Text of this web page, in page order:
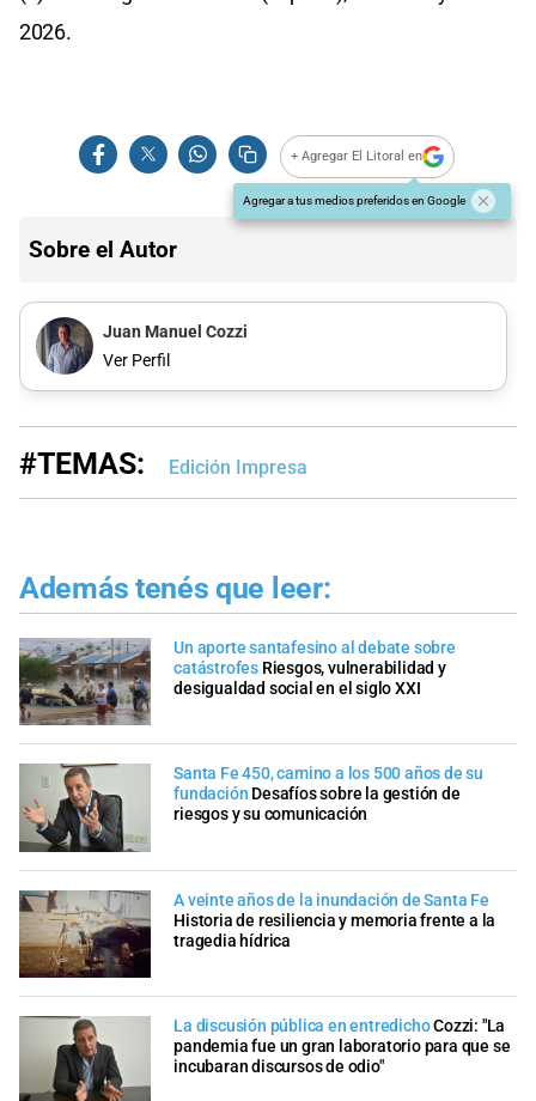
2026.
+ Agregar El Litoral en
Agregar a tus medios preferidos en Google
Sobre el Autor
Juan Manuel Cozzi
Ver Perfil
#TEMAS: Edición Impresa
Además tenés que leer:
Un aporte santafesino al debate sobre
catástrofes Riesgos, vulnerabilidad y
desigualdad social en el siglo XXI
Santa Fe 450, camino a los 500 años de su
fundación Desafíos sobre la gestión de
riesgos y su comunicación
A veinte años de la inundación de Santa Fe
Historia de resiliencia y memoria frente a la
tragedia hídrica
La discusión pública en entredichoCozzi: "La
pandemia fue un gran laboratorio para que se
incubaran discursos de odio"